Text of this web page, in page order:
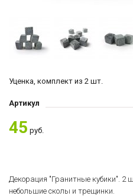
Уценка, комплект из 2 шт.
Артикул
45 руб.
Декорация "Гранитные кубики". 2
небольшие сколы и трещинки.